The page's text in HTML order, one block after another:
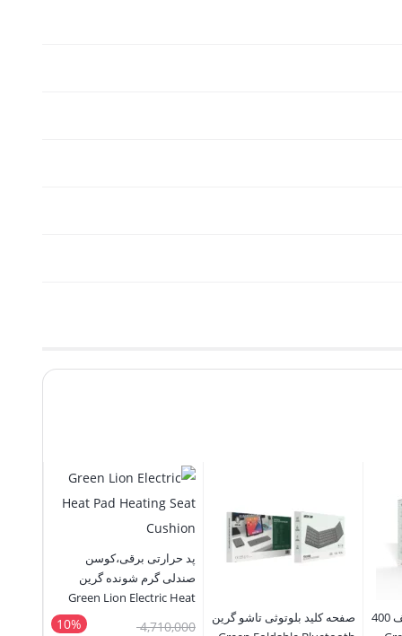
اسپیکر بلوتوث پارتی لایف 400
صفحه کلید بلوتوثی تاشو گرین
پد حرارتی برقی،کوسن
صندلی گرم شونده گرین
Green Lion Electric Heat
Pad Heating Seat Cushion
10% 4,710,000قیمت